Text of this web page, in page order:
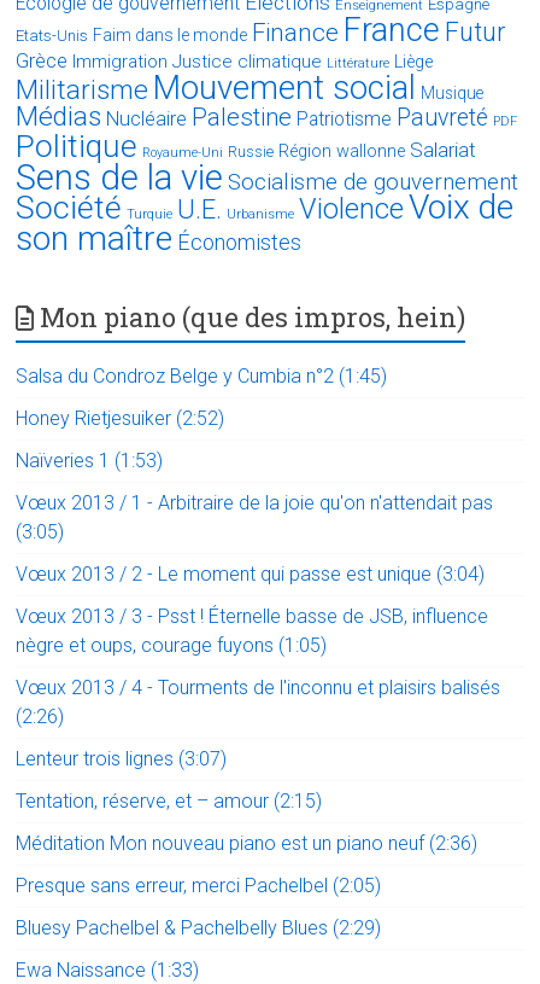
Enseignement Espagne
Etats-Unis Faim dans le monde Finance France Futur
Grèce Immigration Justice climatique Littérature Liège
Militarisme Mouvement social Musique
Médias Nucléaire Palestine Patriotisme Pauvreté PDF
Politique Royaume-Uni Russie Région wallonne Salariat
Sens de la vie Socialisme de gouvernement
Société Turquie U.E. Urbanisme ViolenceVoix de
son maître Économistes
Mon piano (que des impros, hein)
Salsa du Condroz Belge y Cumbia n°2 (1:45)
Honey Rietjesuiker (2:52)
Naïveries 1 (1:53)
Vœux 2013 / 1 - Arbitraire de la joie qu'on n'attendait pas
(3:05)
Vœux 2013 / 2 - Le moment qui passe est unique (3:04)
Vœux 2013 / 3 - Psst ! Éternelle basse de JSB, influence
nègre et oups, courage fuyons (1:05)
Vœux 2013 / 4 - Tourments de l'inconnu et plaisirs balisés
(2:26)
Lenteur trois lignes (3:07)
Tentation, réserve, et – amour (2:15)
Méditation Mon nouveau piano est un piano neuf (2:36)
Presque sans erreur, merci Pachelbel (2:05)
Bluesy Pachelbel & Pachelbelly Blues (2:29)
Ewa Naissance (1:33)